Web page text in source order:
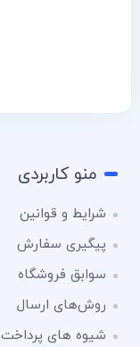
منو کاربردی
شرایط و قوانین
پیگیری سفارش
سوابق فروشگاه
روش‌های ارسال
شیوه های پرداخت